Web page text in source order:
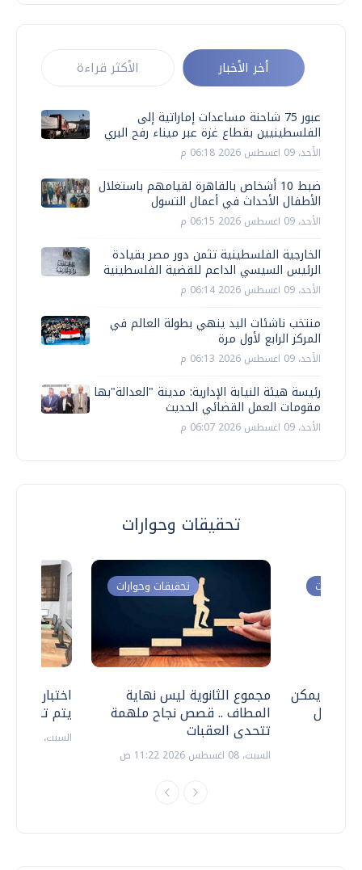
أخر الأخبار الأكثر قراءة
عبور 75 شاحنة مساعدات إماراتية إلى
الفلسطينيين بقطاع غزة عبر ميناء رفح البري
الأحد، 09 اغسطس 2026 06:18 م
ضبط 10 أشخاص بالقاهرة لقيامهم باستغلال
الأطفال الأحداث في أعمال التسول
الأحد، 09 اغسطس 2026 06:15 م
الخارجية الفلسطينية تثمن دور مصر بقيادة
الرئيس السيسي الداعم للقضية الفلسطينية
الأحد، 09 اغسطس 2026 06:14 م
منتخب ناشئات اليد ينهي بطولة العالم في
المركز الرابع لأول مرة
الأحد، 09 اغسطس 2026 06:13 م
رئيسة هيئة النيابة الإدارية: مدينة "العدالة"بها
مقومات العمل القضائي الحديث
الأحد، 09 اغسطس 2026 06:07 م
تحقيقات وحوارات
اختبارات
يتم
السبت، 18 يوليو 2026 09:22 ص
تحقيقات وحوارات
مجموع الثانوية ليس نهاية
المطاف .. قصص نجاح ملهمة
تتحدى العقبات
السبت، 08 اغسطس 2026 11:22 ص
وحوارات
.. هل يمكن
نتعامل